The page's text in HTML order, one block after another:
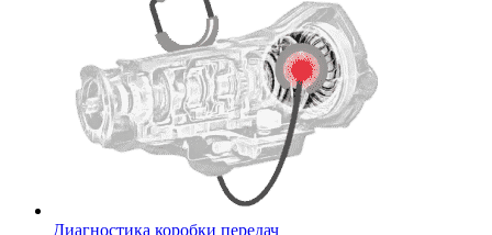
Диагностика коробки передач